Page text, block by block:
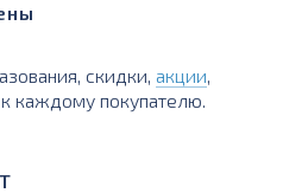
скидки, акции,
каждому покупателю.